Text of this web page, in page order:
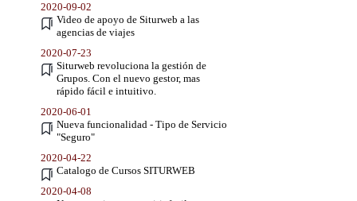
2020-09-02
Video de apoyo de Siturweb a las
agencias de viajes
2020-07-23
Siturweb revoluciona la gestión de
Grupos. Con el nuevo gestor, mas
rápido fácil e intuitivo.
2020-06-01
Nueva funcionalidad - Tipo de Servicio
"Seguro"
2020-04-22
Catalogo de Cursos SITURWEB
2020-04-08